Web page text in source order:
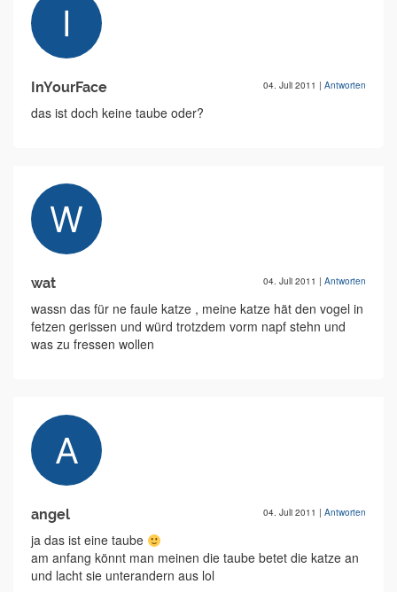
InYourFace 04. Juli 2011 | Antworten
das ist doch keine taube oder?
wat 04. Juli 2011 | Antworten
wassn das für ne faule katze , meine katze hät den vogel in
fetzen gerissen und würd trotzdem vorm napf stehn und
was zu fressen wollen
angel 04. Juli 2011 | Antworten
ja das ist eine taube
am anfang könnt man meinen die taube betet die katze an
und lacht sie unterandern aus lol